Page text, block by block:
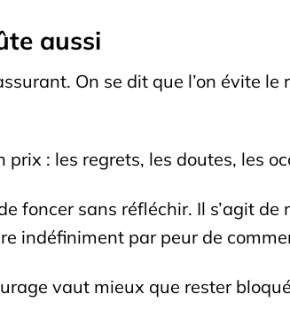
aussi
On se dit que l’on évite le
: les regrets, les doutes, les
foncer sans réfléchir. Il s’agit
indéfiniment par peur de
vaut mieux que rester